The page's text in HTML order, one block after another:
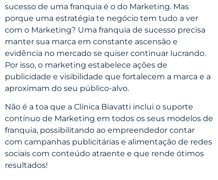
sucesso de uma franquia é o do Marketing. Mas
porque uma estratégia te negócio tem tudo a ver
com o Marketing? Uma franquia de sucesso precisa
manter sua marca em constante ascensão e
evidência no mercado se quiser continuar lucrando.
Por isso, o marketing estabelece ações de
publicidade e visibilidade que fortalecem a marca e a
aproximam do seu público-alvo.
Não é a toa que a Clínica Biavatti inclui o suporte
contínuo de Marketing em todos os seus modelos de
franquia, possibilitando ao empreendedor contar
com campanhas publicitárias e alimentação de redes
sociais com conteúdo atraente e que rende ótimos
resultados!